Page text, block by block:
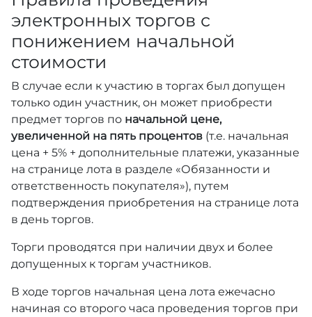
электронных торгов с
понижением начальной
стоимости
В случае если к участию в торгах был допущен
только один участник, он может приобрести
предмет торгов по начальной цене,
увеличенной на пять процентов (т.е. начальная
цена + 5% + дополнительные платежи, указанные
на странице лота в разделе «Обязанности и
ответственность покупателя»), путем
подтверждения приобретения на странице лота
в день торгов.
Торги проводятся при наличии двух и более
допущенных к торгам участников.
В ходе торгов начальная цена лота ежечасно
начиная со второго часа проведения торгов при